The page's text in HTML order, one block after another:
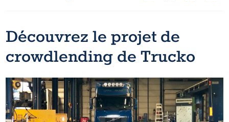
Se connecter
Découvrez le projet de
crowdlending de Trucko